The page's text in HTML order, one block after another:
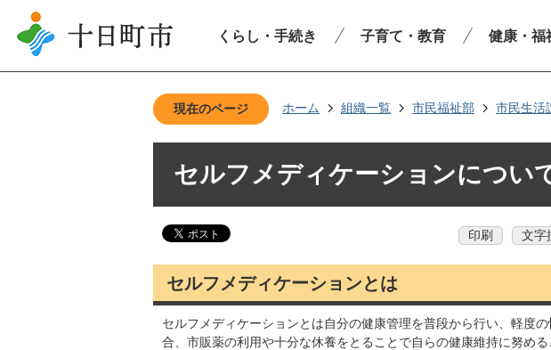
くらし・手続き 子育て・教育 健康・福
現在のページ ホーム 組織一覧 市民福祉部 市民生活
セルフメディケーションについ
印刷 文字
セルフメディケーションとは
セルフメディケーションとは自分の健康管理を普段から行い、軽度
合、市販薬の利用や十分な休養をとることで自らの健康維持に努める